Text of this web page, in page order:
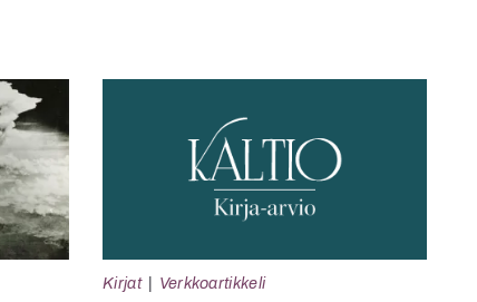
Kirjat Verkkoartikkeli